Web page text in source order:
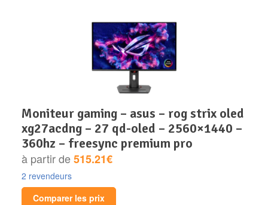
moniteur gaming – asus – rog strix oled
xg27acdng – 27 qd-oled – 2560×1440 –
360hz – freesync premium pro
à partir de515.21€
2 revendeurs
Comparer les prix